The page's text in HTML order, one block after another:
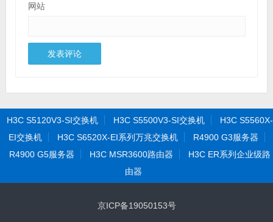
网站
H3C S5120V3-SI交换机 H3C S5500V3-SI交换机
H3C S5560X-
EI交换机
H3C S6520X-EI系列万兆交换机
R4900 G3服务器
R4900 G5服务器
H3C MSR3600路由器
H3C ER系列企业级路
由器
京ICP备19050153号